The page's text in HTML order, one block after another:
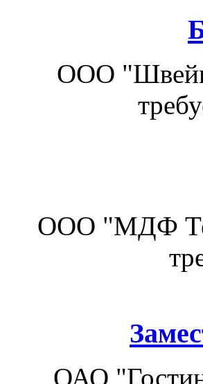
ООО
ООО "МДФ
ОАО